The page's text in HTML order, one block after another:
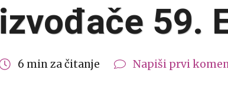
izvođače 59.
6 min za čitanje Napiši prvi